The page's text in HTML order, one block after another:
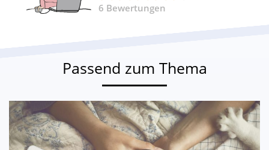
6 Bewertungen
Passend zum Thema